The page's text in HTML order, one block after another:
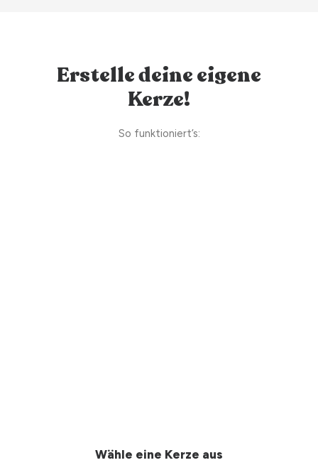
Erstelle deine eigene
Kerze!
So funktioniert’s:
Wähle eine Kerze aus